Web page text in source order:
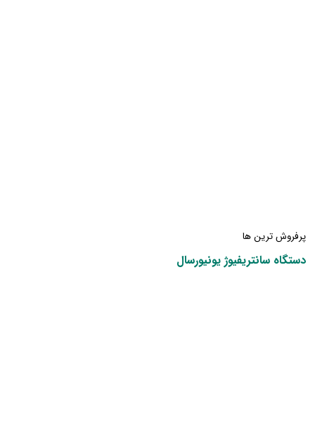
پرفروش ترین ها
دستگاه سانتریفیوژ یونیورسال